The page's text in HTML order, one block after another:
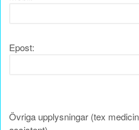
Epost:
Övriga upplysningar (tex